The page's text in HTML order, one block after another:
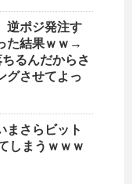
逆ポジ発注す
た結果ｗｗ→
るんだからさ
グさせてよっ
まさらビット
しまうｗｗｗ